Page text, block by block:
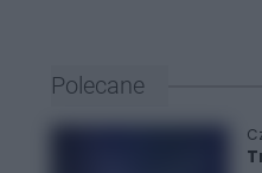
Polecane